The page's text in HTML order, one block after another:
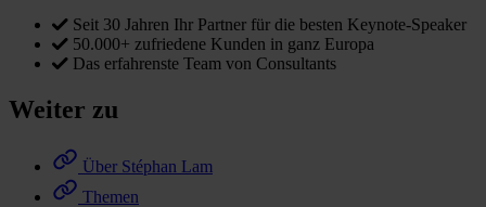
Seit 30 Jahren Ihr Partner für die besten Keynote-Speaker
50.000+ zufriedene Kunden in ganz Europa
Das erfahrenste Team von Consultants
Weiter zu
Über Stéphan Lam
Themen